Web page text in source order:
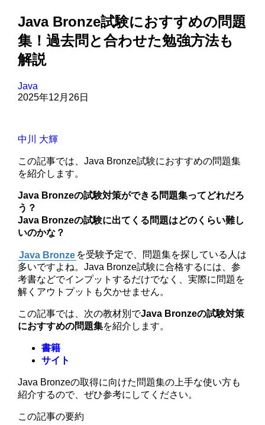
Java Bronze試験におすすめの問題
集！過去問と合わせた勉強方法も
解説
Java
2025年12月26日
中川 大輝
この記事では、Java Bronze試験におすすめの問題集
を紹介します。
Java Bronzeの試験対策ができる問題集ってどれだろ
う？
Java Bronzeの試験に出てくる問題はどのくらい難し
いのかな？
Java Bronze を受験予定で、問題集を探している人は
多いですよね。Java Bronze試験に合格するには、参
考書などでインプットするだけでなく、実際に問題を
解くアウトプットも欠かせません。
この記事では、次の教材別でJava Bronzeの試験対策
におすすめの問題集を紹介します。
書籍
サイト
Java Bronzeの取得に向けた問題集の上手な使い方も
紹介するので、ぜひ参考にしてください。
この記事の要約